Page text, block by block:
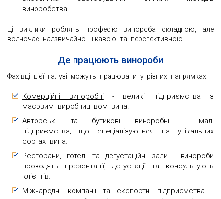
виноробства.
Ці виклики роблять професію винороба складною, але
водночас надзвичайно цікавою та перспективною.
Де працюють винороби
Фахівці цієї галузі можуть працювати у різних напрямках:
Комерційні виноробні- великі підприємства з
масовим виробництвом вина.
Авторські та бутикові виноробні- малі
підприємства, що спеціалізуються на унікальних
сортах вина.
Ресторани, готелі та дегустаційні зали - винороби
проводять презентації, дегустації та консультують
клієнтів.
Міжнародні компанії та експортні підприємства -